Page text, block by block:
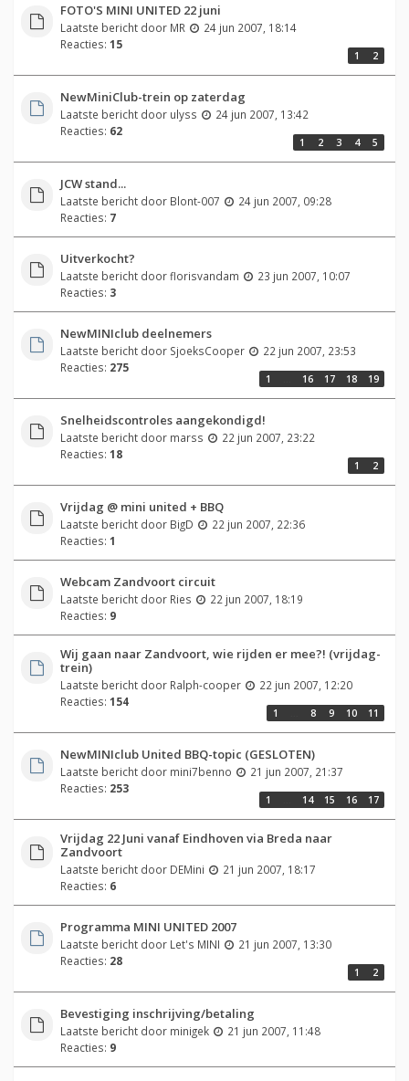
FOTO'S MINI UNITED 22 juni
Laatste bericht door MR
24 jun 2007, 18:14
Reacties: 15
1 2
NewMiniClub-trein op zaterdag
Laatste bericht door ulyss
24 jun 2007, 13:42
Reacties: 62
1 2 3 4 5
JCW stand...
Laatste bericht door Blont-007
24 jun 2007, 09:28
Reacties: 7
Uitverkocht?
Laatste bericht doorflorisvandam
23 jun 2007, 10:07
Reacties: 3
NewMINIclub deelnemers
Laatste bericht door SjoeksCooper
22 jun 2007, 23:53
Reacties: 275
1 16 17 18 19
Snelheidscontroles aangekondigd!
Laatste bericht door marss
22 jun 2007, 23:22
Reacties: 18
1 2
Vrijdag @ mini united + BBQ
Laatste bericht door BigD
22 jun 2007, 22:36
Reacties: 1
Webcam Zandvoort circuit
Laatste bericht door Ries
22 jun 2007, 18:19
Reacties: 9
Wij gaan naar Zandvoort, wie rijden er mee?! (vrijdag-
trein)
Laatste bericht door Ralph-cooper
22 jun 2007, 12:20
Reacties: 154
1 8 9 10 11
NewMINIclub United BBQ-topic (GESLOTEN)
Laatste bericht door mini7benno
21 jun 2007, 21:37
Reacties: 253
1 14 15 16 17
Vrijdag 22 Juni vanaf Eindhoven via Breda naar
Zandvoort
Laatste bericht door DEMini
21 jun 2007, 18:17
Reacties: 6
Programma MINI UNITED 2007
Laatste bericht door Let's MINI
21 jun 2007, 13:30
Reacties: 28
1 2
Bevestiging inschrijving/betaling
Laatste bericht door minigek
21 jun 2007, 11:48
Reacties: 9